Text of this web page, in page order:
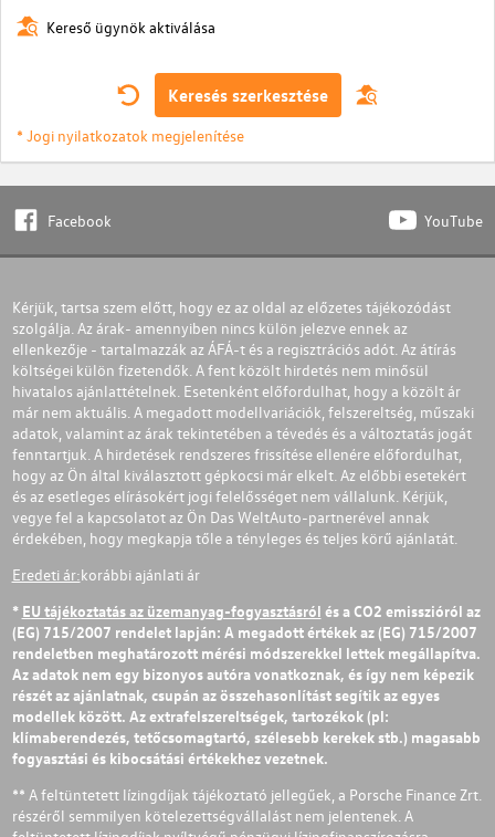
Kereső ügynök aktiválása
Keresés szerkesztése
* Jogi nyilatkozatok megjelenítése
Facebook YouTube
Kérjük, tartsa szem előtt, hogy ez az oldal az előzetes tájékozódást
szolgálja. Az árak- amennyiben nincs külön jelezve ennek az
ellenkezője - tartalmazzák az ÁFÁ-t és a regisztrációs adót. Az átírás
költségei külön fizetendők. A fent közölt hirdetés nem minősül
hivatalos ajánlattételnek. Esetenként előfordulhat, hogy a közölt ár
már nem aktuális. A megadott modellvariációk, felszereltség, műszaki
adatok, valamint az árak tekintetében a tévedés és a változtatás jogát
fenntartjuk. A hirdetések rendszeres frissítése ellenére előfordulhat,
hogy az Ön által kiválasztott gépkocsi már elkelt. Az előbbi esetekért
és az esetleges elírásokért jogi felelősséget nem vállalunk. Kérjük,
vegye fel a kapcsolatot az Ön Das WeltAuto-partnerével annak
érdekében, hogy megkapja tőle a tényleges és teljes körű ajánlatát.
Eredeti ár:korábbi ajánlati ár
* EU tájékoztatás az üzemanyag-fogyasztásról és a CO2 emisszióról az
(EG) 715/2007 rendelet lapján: A megadott értékek az (EG) 715/2007
rendeletben meghatározott mérési módszerekkel lettek megállapítva.
Az adatok nem egy bizonyos autóra vonatkoznak, és így nem képezik
részét az ajánlatnak, csupán az összehasonlítást segítik az egyes
modellek között. Az extrafelszereltségek, tartozékok (pl:
klímaberendezés, tetőcsomagtartó, szélesebb kerekek stb.) magasabb
fogyasztási és kibocsátási értékekhez vezetnek.
** A feltüntetett lízingdíjak tájékoztató jellegűek, a Porsche Finance Zrt.
részéről semmilyen kötelezettségvállalást nem jelentenek. A